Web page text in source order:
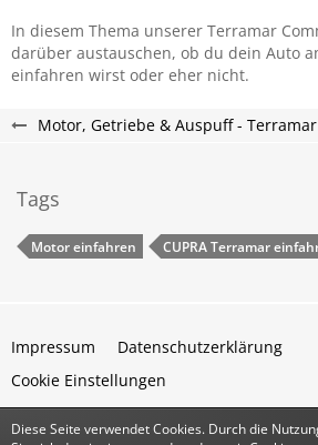
In diesem Thema unserer Terramar
darüber austauschen, ob du dein Auto
einfahren wirst oder eher nicht.
Motor, Getriebe & Auspuff -
Tags
Motor einfahren CUPRA Terramar
Impressum
Datenschutzerklärung
Cookie Einstellungen
Diese Seite verwendet Cookies. Durch die